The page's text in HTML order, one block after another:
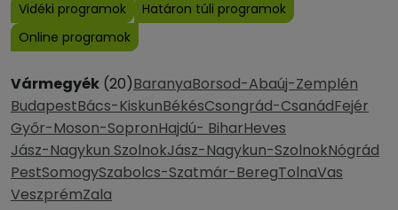
Vidéki programok
Határon túli programok
Online programok
Vármegyék (20)BaranyaBorsod-Abaúj-Zemplén
BudapestBács-KiskunBékésCsongrád-CsanádFejér
Győr-Moson-SopronHajdú- BiharHeves
Jász-Nagykun SzolnokJász-Nagykun-SzolnokNógrád
PestSomogySzabolcs-Szatmár-BeregTolnaVas
VeszprémZala